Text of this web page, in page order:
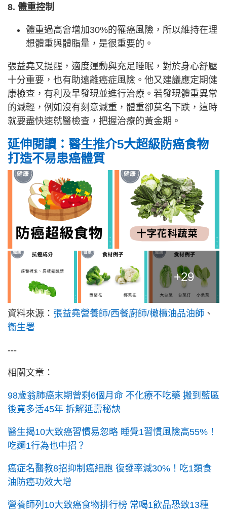
8. 體重控制
體重過高會增加30%的罹癌風險，所以維持在理
想體重與體脂量，是很重要的。
張益堯又提醒，適度運動與充足睡眠，對於身心舒壓
十分重要，也有助遠離癌症風險。他又建議應定期健
康檢查，有利及早發現並進行治療。若發現體重異常
的減輕，例如沒有刻意減重，體重卻莫名下跌，這時
就要盡快速就醫檢查，把握治療的黃金期。
延伸閱讀：醫生推介5大超級防癌食物
打造不易患癌體質
+29
資料來源： 張益堯營養師/西餐廚師/橄欖油品油師 、
衞生署
---
相關文章：
98歲翁肺癌末期曾剩6個月命 不化療不吃藥 搬到藍區
後竟多活45年 拆解延壽秘訣
醫生揭10大致癌習慣易忽略 睡覺1習慣風險高55%！
吃麵1行為也中招？
癌症名醫教8招抑制癌細胞 復發率減30%！吃1類食
油防癌功效大增
營養師列10大致癌食物排行榜 常喝1飲品恐致13種